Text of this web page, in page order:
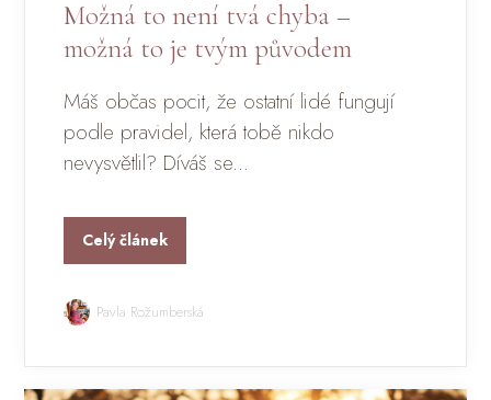
Možná to není tvá chyba –
možná to je tvým původem
Máš občas pocit, že ostatní lidé fungují
podle pravidel, která tobě nikdo
nevysvětlil? Díváš se...
Celý článek
Pavla Rožumberská